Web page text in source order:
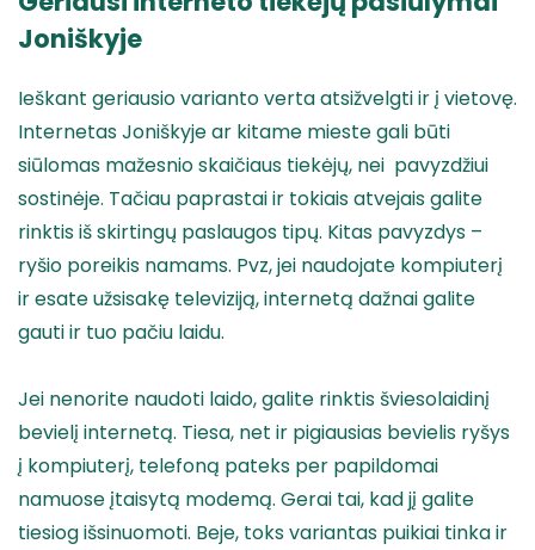
Joniškyje
Ieškant geriausio varianto verta atsižvelgti ir į vietovę.
Internetas Joniškyje ar kitame mieste gali būti
siūlomas mažesnio skaičiaus tiekėjų, nei pavyzdžiui
sostinėje. Tačiau paprastai ir tokiais atvejais galite
rinktis iš skirtingų paslaugos tipų. Kitas pavyzdys –
ryšio poreikis namams. Pvz, jei naudojate kompiuterį
ir esate užsisakę televiziją, internetą dažnai galite
gauti ir tuo pačiu laidu.
Jei nenorite naudoti laido, galite rinktis šviesolaidinį
bevielį internetą. Tiesa, net ir pigiausias bevielis ryšys
į kompiuterį, telefoną pateks per papildomai
namuose įtaisytą modemą. Gerai tai, kad jį galite
tiesiog išsinuomoti. Beje, toks variantas puikiai tinka ir